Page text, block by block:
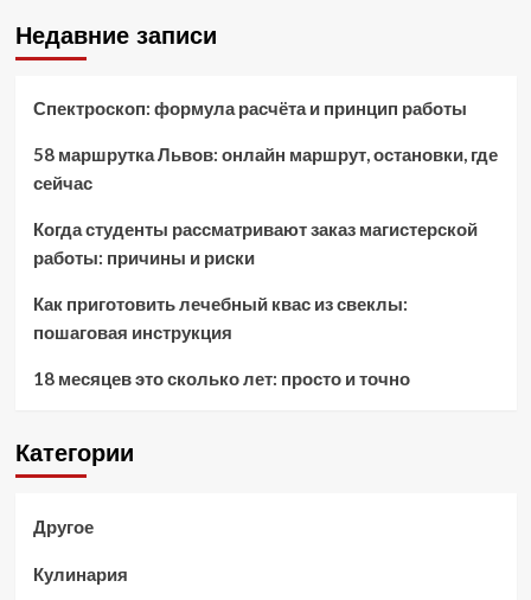
Недавние записи
Спектроскоп: формула расчёта и принцип работы
58 маршрутка Львов: онлайн маршрут, остановки, где
сейчас
Когда студенты рассматривают заказ магистерской
работы: причины и риски
Как приготовить лечебный квас из свеклы:
пошаговая инструкция
18 месяцев это сколько лет: просто и точно
Категории
Другое
Кулинария